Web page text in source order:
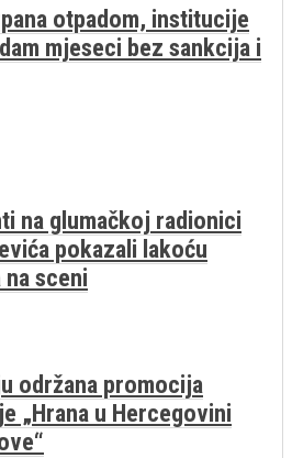
otpadom, institucije
mjeseci bez sankcija i
na glumačkoj radionici
pokazali lakoću
sceni
održana promocija
„Hrana u Hercegovini